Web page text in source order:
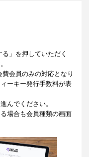
」を押していただく
会員のみの対応となり
ーキー発行手数料が表
んでください。
場合も会員種類の画面